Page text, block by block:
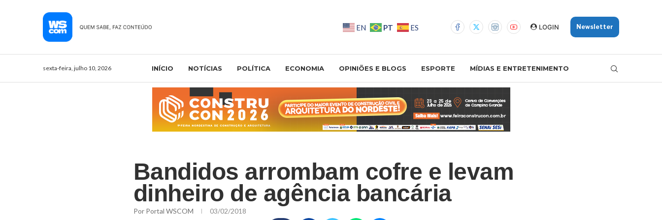
EN PT ES LOGIN Newsletter
sexta-feira, julho 10, 2026 INÍCIO NOTÍCIAS POLÍTICA ECONOMIA OPINIÕES E BLOGS ESPORTE MÍDIAS E ENTRETENIMENTO
Bandidos arrombam cofre e levam
dinheiro de agência bancária
Por Portal WSCOM 03/02/2018